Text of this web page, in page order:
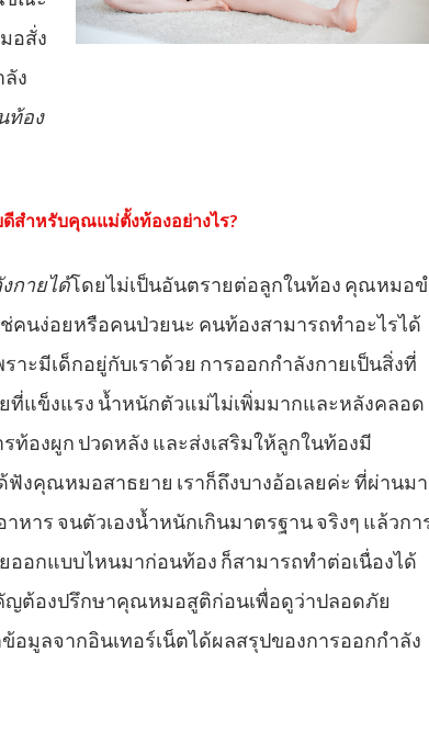
อสั่ง
ง
ท้อง
สำหรับคุณแม่ตั้งท้องอย่างไร?
กายได้โดยไม่เป็นอันตรายต่อลูกในท้อง คุณหมอ
ช่คนง่อยหรือคนป่วยนะ คนท้องสามารถทำอะไรได้
าะมีเด็กอยู่กับเราด้วย การออกกำลังกายเป็นสิ่งที่
แข็งแรง น้ำหนักตัวแม่ไม่เพิ่มมากและหลังคลอด
ท้องผูก ปวดหลัง และส่งเสริมให้ลูกในท้องมี
งคุณหมอสาธยาย เราก็ถึงบางอ้อเลยค่ะ ที่ผ่านมา
หาร จนตัวเองน้ำหนักเกินมาตรฐาน จริงๆ แล้วกา
ออกแบบไหนมาก่อนท้อง ก็สามารถทำต่อเนื่องได้
ญต้องปรึกษาคุณหมอสูติก่อนเพื่อดูว่าปลอดภัย
อมูลจากอินเทอร์เน็ตได้ผลสรุปของการออกกำลัง